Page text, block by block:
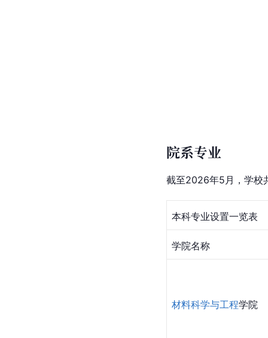
院系专业
截至2026年5月，学校
本科专业设置一览表
学院名称
材料科学与工程学院